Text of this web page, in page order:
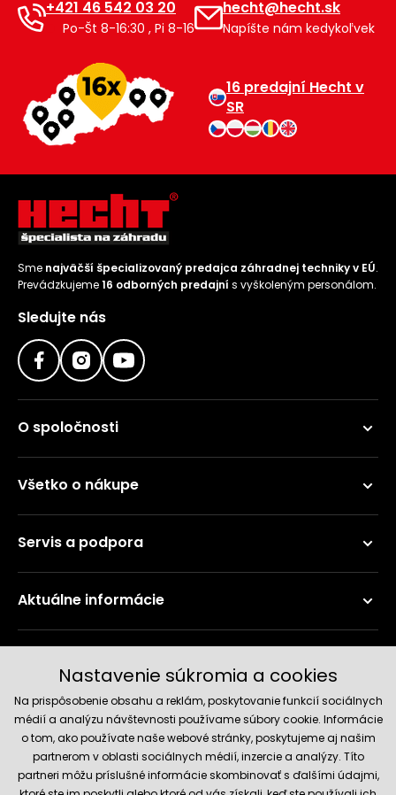
+421 46 542 03 20
Po-Št 8-16:30 , Pi 8-16
hecht@hecht.sk
Napíšte nám kedykoľvek
16 predajní Hecht v
SR
Sme najväčší špecializovaný predajca záhradnej techniky v EÚ.
Prevádzkujeme16 odborných predajní s vyškoleným personálom.
Sledujte nás
O spoločnosti
Všetko o nákupe
Servis a podpora
Aktuálne informácie
Nastavenie súkromia a cookies
Na prispôsobenie obsahu a reklám, poskytovanie funkcií sociálnych
médií a analýzu návštevnosti používame súbory cookie. Informácie
o tom, ako používate naše webové stránky, poskytujeme aj našim
partnerom v oblasti sociálnych médií, inzercie a analýzy. Títo
partneri môžu príslušné informácie skombinovať s ďalšími údajmi,